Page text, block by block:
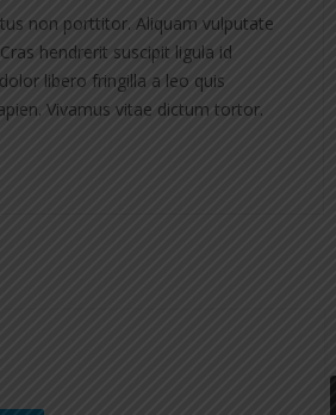
non porttitor. Aliquam vulputate
hendrerit suscipit ligula id
libero fringilla a leo quis
Vivamus vitae dictum tortor.